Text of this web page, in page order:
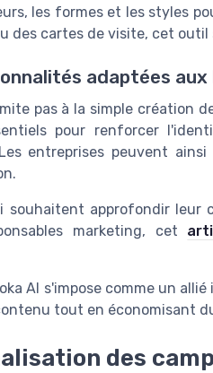
les formes et les styles
des cartes de visite, cet
adaptées aux
pas à la simple création
pour renforcer
entreprises peuvent
souhaitent approfondir leur
marketing, cet
AI s'impose comme un
tout en économisant
des